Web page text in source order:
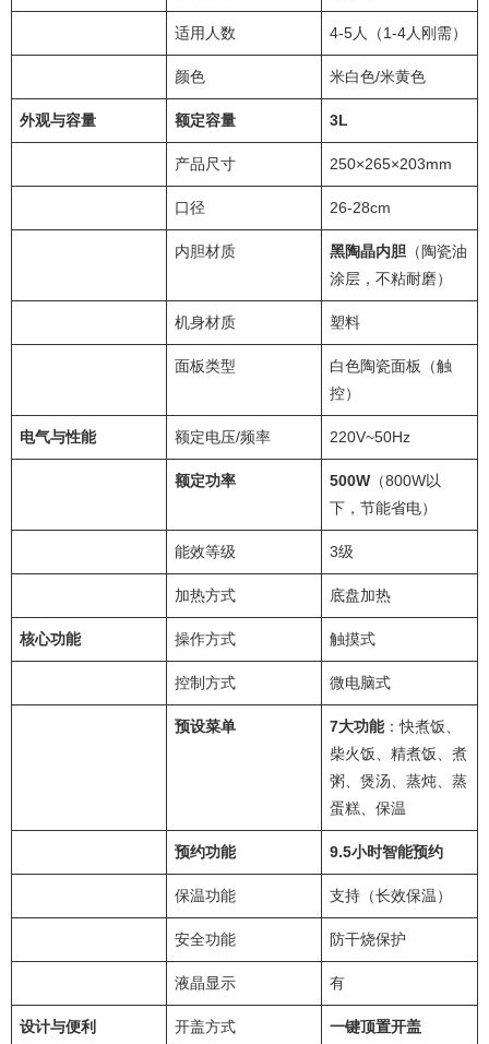
适用人数 4-5人（1-4人刚需）
颜色 米白色/米黄色
外观与容量 额定容量 3L
产品尺寸 250×265×203mm
口径 26-28cm
内胆材质 黑陶晶内胆 （陶瓷油
涂层，不粘耐磨）
机身材质 塑料
面板类型
白色陶瓷面板（触
控）
电气与性能 额定电压/频率 220V~50Hz
额定功率 500W （800W以
下，节能省电）
能效等级 3级
加热方式 底盘加热
核心功能 操作方式 触摸式
控制方式 微电脑式
预设菜单 7大功能：快煮饭、
柴火饭、精煮饭、煮
粥、煲汤、蒸炖、蒸
蛋糕、保温
预约功能 9.5小时智能预约
保温功能 支持（长效保温）
安全功能 防干烧保护
液晶显示 有
设计与便利 开盖方式 一键顶置开盖